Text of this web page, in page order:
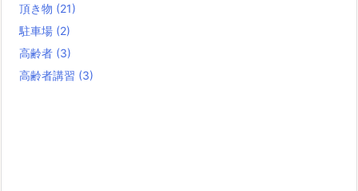
頂き物 (21)
駐車場 (2)
高齢者 (3)
高齢者講習 (3)